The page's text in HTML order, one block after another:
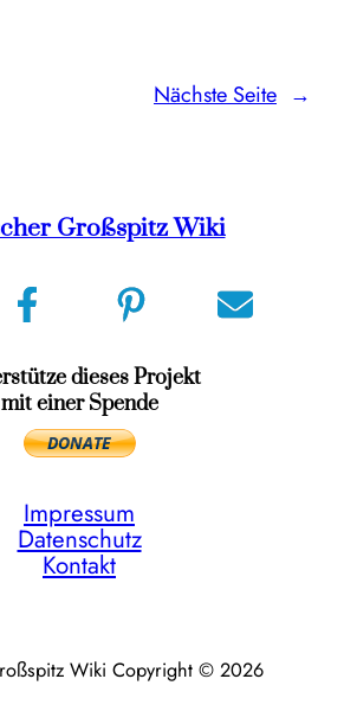
Nächste Seite →
Großspitz Wiki
dieses Projekt
mit einer Spende
Impressum
Datenschutz
Kontakt
Wiki Copyright © 2026